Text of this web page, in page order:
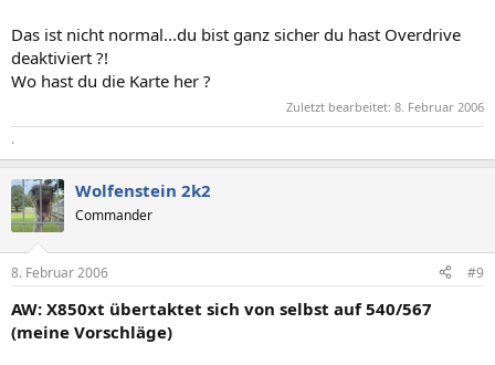
Das ist nicht normal...du bist ganz sicher du hast Overdrive
deaktiviert ?!
Wo hast du die Karte her ?
Zuletzt bearbeitet: 8. Februar 2006
.
Wolfenstein 2k2
Commander
8. Februar 2006 #9
AW: X850xt übertaktet sich von selbst auf 540/567
(meine Vorschläge)